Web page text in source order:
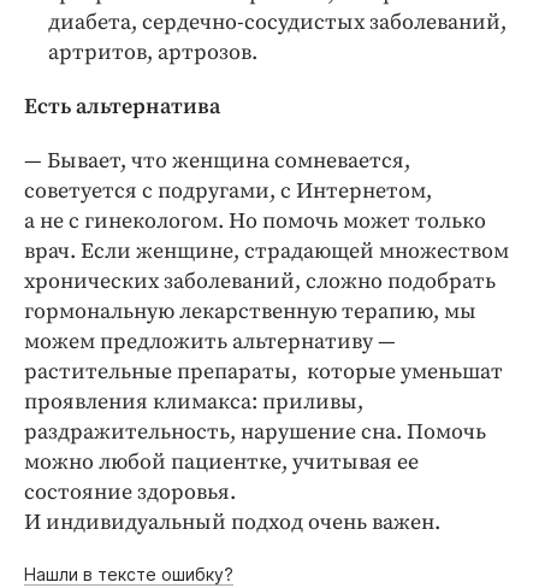
диабета, сердечно-сосудистых заболеваний,
артритов, артрозов.
Есть альтернатива
— Бывает, что женщина сомневается,
советуется с подругами, с Интернетом,
а не с гинекологом. Но помочь может только
врач. Если женщине, страдающей множеством
хронических заболеваний, сложно подобрать
гормональную лекарственную терапию, мы
можем предложить альтернативу —
растительные препараты, которые уменьшат
проявления климакса: приливы,
раздражительность, нарушение сна. Помочь
можно любой пациентке, учитывая ее
состояние здоровья.
И индивидуальный подход очень важен.
Нашли в тексте ошибку?